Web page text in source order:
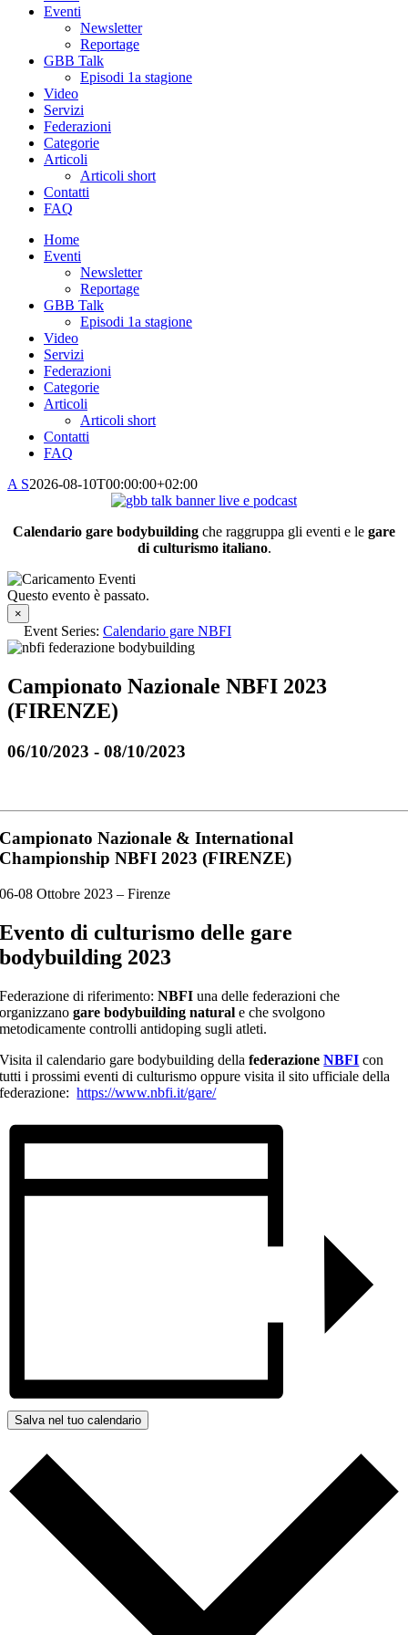
Eventi
Newsletter
Reportage
GBB Talk
Episodi 1a stagione
Video
Servizi
Federazioni
Categorie
Articoli
Articoli short
Contatti
FAQ
Home
Eventi
Newsletter
Reportage
GBB Talk
Episodi 1a stagione
Video
Servizi
Federazioni
Categorie
Articoli
Articoli short
Contatti
FAQ
A S2026-08-10T00:00:00+02:00
Calendario gare bodybuilding che raggruppa gli eventi e le gare
di culturismo italiano.
Questo evento è passato.
×
Event Series: Calendario gare NBFI
Campionato Nazionale NBFI 2023
(FIRENZE)
06/10/2023 - 08/10/2023
Campionato Nazionale & International
Championship NBFI 2023 (FIRENZE)
06-08 Ottobre 2023 – Firenze
Evento di culturismo delle gare
bodybuilding 2023
Federazione di riferimento:NBFIuna delle federazioni che
organizzanogare bodybuilding natural e che svolgono
metodicamente controlli antidoping sugli atleti.
Visita il calendario gare bodybuilding dellafederazioneNBFI con
tutti i prossimi eventi di culturismo oppure visita il sito ufficiale della
federazione:https://www.nbfi.it/gare/
Salva nel tuo calendario